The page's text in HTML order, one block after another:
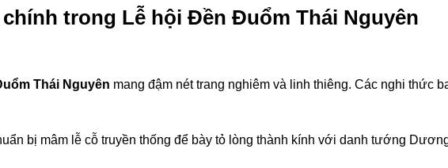
trong Lễ hội Đền Đuổm Thái Nguyên
Thái Nguyên mang đậm nét trang nghiêm và linh thiêng. Các nghi thức
bị mâm lễ cỗ truyền thống để bày tỏ lòng thành kính với danh tướng